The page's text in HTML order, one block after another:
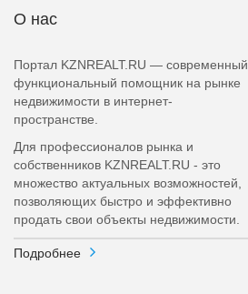
О нас
Портал KZNREALT.RU — современный
функциональный помощник на рынке
недвижимости в интернет-
пространстве.
Для профессионалов рынка и
собственников KZNREALT.RU - это
множество актуальных возможностей,
позволяющих быстро и эффективно
продать свои объекты недвижимости.
Подробнее